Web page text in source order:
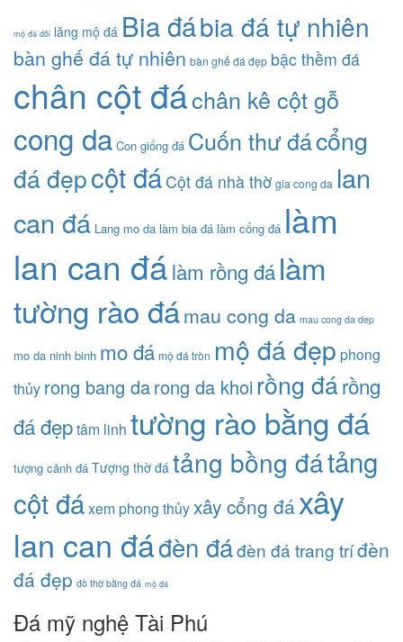
mộ đá đôi lăng mộ đá Bia đábia đá tự nhiên
bàn ghế đá tự nhiên bàn ghế đá đẹp bậc thềm đá
chân cột đáchân kê cột gỗ
cong da Con giống đá Cuốn thư đácổng
đá đẹpcột đáCột đá nhà thờ gia cong da lan
can đá Lang mo da làm bia đá làm cổng đá làm
lan can đálàm rồng đálàm
tường rào đámau cong da mau cong da dep
mo da ninh binh mo đá mộ đá tròn mộ đá đẹp phong
thủy rong bang darong da khoirồng đárồng
đá đẹptâm linh tường rào bằng đá
tượng cảnh đá Tượng thờ đá tảng bồng đátảng
cột đáxem phong thủyxây cổng đáxây
lan can đáđèn đáđèn đá trang tríđèn
đá đẹp đồ thờ bằng đá mộ đá
Đá mỹ nghệ Tài Phú